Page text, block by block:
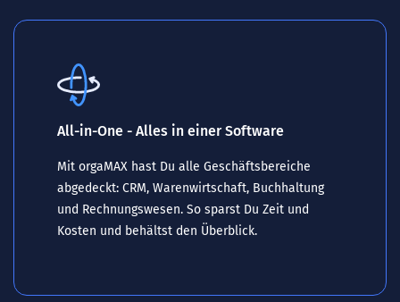
All-in-One - Alles in einer Software
Mit orgaMAX hast Du alle Geschäftsbereiche
abgedeckt: CRM, Warenwirtschaft, Buchhaltung
und Rechnungswesen. So sparst Du Zeit und
Kosten und behältst den Überblick.